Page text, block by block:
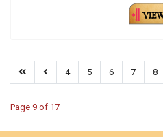
4 5 6 7 8
Page 9 of 17